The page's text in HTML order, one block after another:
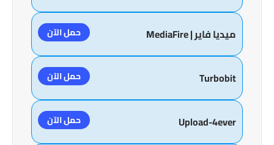
ميديا فاير | MediaFire حمل الآن
Turbobit حمل الآن
Upload-4ever حمل الآن